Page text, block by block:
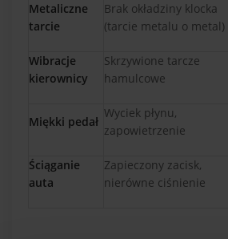
Metaliczne
tarcie
Brak okładziny klocka
(tarcie metalu o metal)
Wibracje
kierownicy
Skrzywione tarcze
hamulcowe
Miękki pedał
Wyciek płynu,
zapowietrzenie
Ściąganie
auta
Zapieczony zacisk,
nierówne ciśnienie